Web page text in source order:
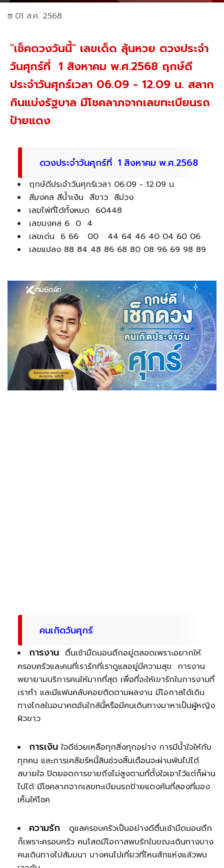
01 ส.ค. 2568
"เช็คดวงวันนี้" เลขเด็ด ลุ้นหวย ดวงประจำ
วันศุกร์ที่ 1 สิงหาคม พ.ศ.2568 ฤกษ์ดี
ประจำวันศุกร์เวลา 06.09 - 12.09 น. สลาก
กินแบ่งรัฐบาล มีโชคลาภจากเลขทะเบียนรถ
ป้ายแดง
ดวงประจำวันศุกร์ที่ 1 สิงหาคม พ.ศ.2568
ฤกษ์ดีประจำวันศุกร์เวลา 06.09 - 12.09 น.
สีมงคล สีน้ำเงิน สีขาว สีม่วง
เลขไพ่ที่ได้ทั้งหมด 60448
เลขมงคล 6 0 4
เลขเด่น 6 66 00 44 64 46 40 04 60 06
เลขแปลง 88 84 48 86 68 80 08 96 69 98 89
คนเกิดวันศุกร์
การงาน ตื่นเช้ามืดนอนดึกอยู่ตลอดเพราะอยากให้
ครอบครัวและคนที่เรารักที่เราดูแลอยู่มีความสุข การงาน
พยายามบริการคนให้มากที่สุด เพื่อที่จะให้เขารักในการงานที่
เราทำ และมีแฟนคลับคอยติดตามผลงาน มีโอกาสได้เดิน
ทางไกลในอนาคตอันใกล้นี้หรือมีคนเดินทางมาหาเป็นผู้หญิง
ผิวขาว
การเงินใจดีช่วยเหลือทุกสิ่งทุกอย่าง การมีน้ำใจให้กับ
ทุกคน และการเคลียร์หนี้สินช่วงสิ้นเดือนจะผ่านพ้นไปได้
สบายใจ ปิดยอดการขายถึงไม่สูงตามที่ตั้งใจเอาไว้แต่ก็ผ่าน
ไปได้ มีโชคลาภจากเลขทะเบียนรถป้ายแดงคันที่สองที่มอง
เห็นให้โชค
ความรัก
ดูแลครอบครัวเป็นอย่างดีตื่นเช้ามืดนอนดึก
ก็เพราะครอบครัว คนโสดมีโอกาสพบรักในขณะเดินทางบาง
คนเดินทางไปสัมมนา บางคนไปเที่ยวที่ไหนสักแห่งแล้วพบ